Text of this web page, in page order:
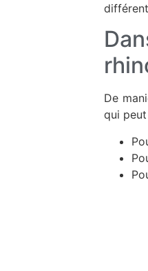
De
qui